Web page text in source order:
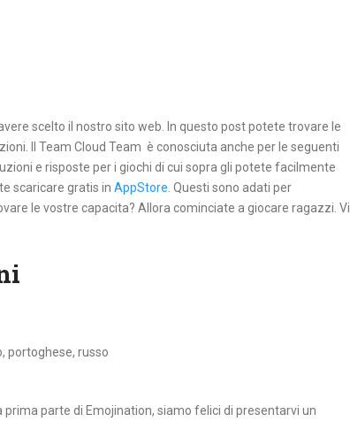
scelto il nostro sito web. In questo post potete trovare le
Il Team Cloud Team è conosciuta anche per le seguenti
e risposte per i giochi di cui sopra gli potete facilmente
scaricare gratis in AppStore . Questi sono adati per
le vostre capacita? Allora cominciate a giocare ragazzi. Vi
portoghese, russo
parte di Emojination, siamo felici di presentarvi un